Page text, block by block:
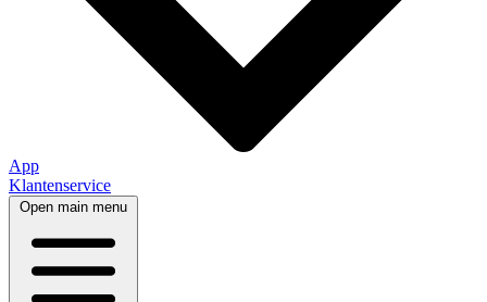
App
Klantenservice
Open main menu